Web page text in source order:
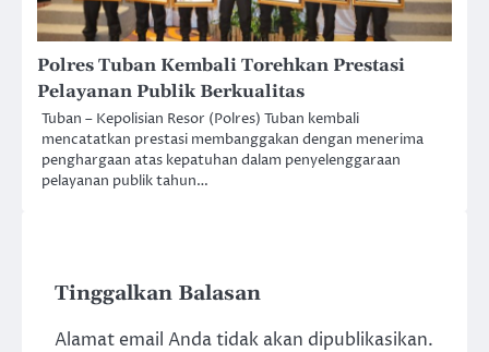
Polres Tuban Kembali Torehkan Prestasi
Pelayanan Publik Berkualitas
Tuban – Kepolisian Resor (Polres) Tuban kembali
mencatatkan prestasi membanggakan dengan menerima
penghargaan atas kepatuhan dalam penyelenggaraan
pelayanan publik tahun…
Tinggalkan Balasan
Alamat email Anda tidak akan dipublikasikan.